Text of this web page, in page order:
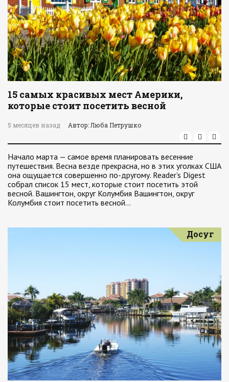
15 самых красивых мест Америки,
которые стоит посетить весной
5 месяцев назад Автор: Люба Петрушко
Начало марта — самое время планировать весенние
путешествия. Весна везде прекрасна, но в этих уголках США
она ощущается совершенно по-другому. Reader’s Digest
собрал список 15 мест, которые стоит посетить этой
весной. Вашингтон, округ Колумбия Вашингтон, округ
Колумбия стоит посетить весной…
Досуг